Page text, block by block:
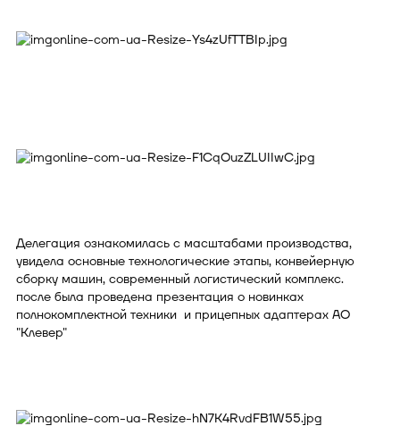
Делегация ознакомилась с масштабами производства,
увидела основные технологические этапы, конвейерную
сборку машин, современный логистический комплекс.
после была проведена презентация о новинках
полнокомплектной техники и прицепных адаптерах АО
"Клевер"